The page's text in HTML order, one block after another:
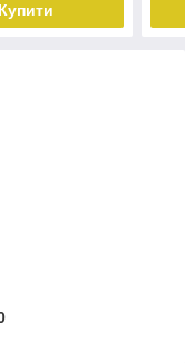
Купити